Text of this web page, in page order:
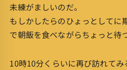
未練がましいのだ。
もしかしたらのひょっとしてに
で朝飯を食べながらちょっと待
10時10分くらいに再び訪れて